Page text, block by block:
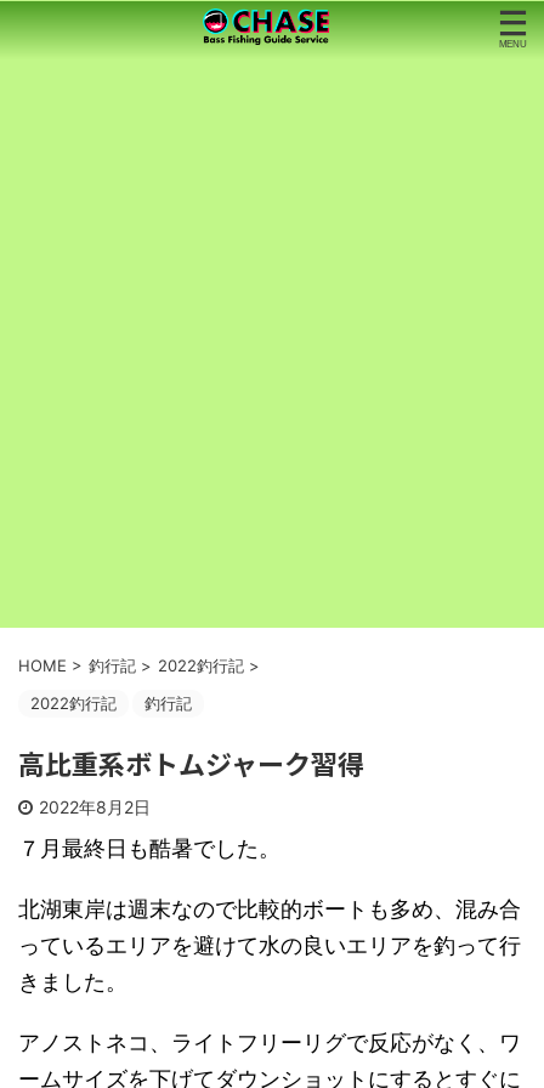
HOME > 釣行記 > 2022釣行記 >
2022釣行記
釣行記
高比重系ボトムジャーク習得
2022年8月2日
７月最終日も酷暑でした。
北湖東岸は週末なので比較的ボートも多め、混み合
っているエリアを避けて水の良いエリアを釣って行
きました。
アノストネコ、ライトフリーリグで反応がなく、ワ
ームサイズを下げてダウンショットにするとすぐに